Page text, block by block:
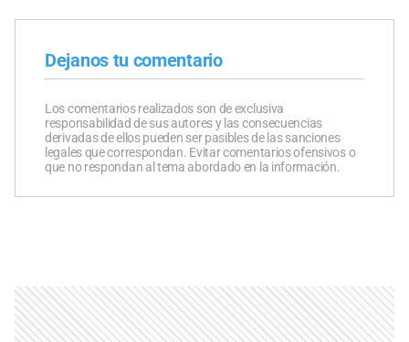
Dejanos tu comentario
Los comentarios realizados son de exclusiva
responsabilidad de sus autores y las consecuencias
derivadas de ellos pueden ser pasibles de las sanciones
legales que correspondan. Evitar comentarios ofensivos o
que no respondan al tema abordado en la información.